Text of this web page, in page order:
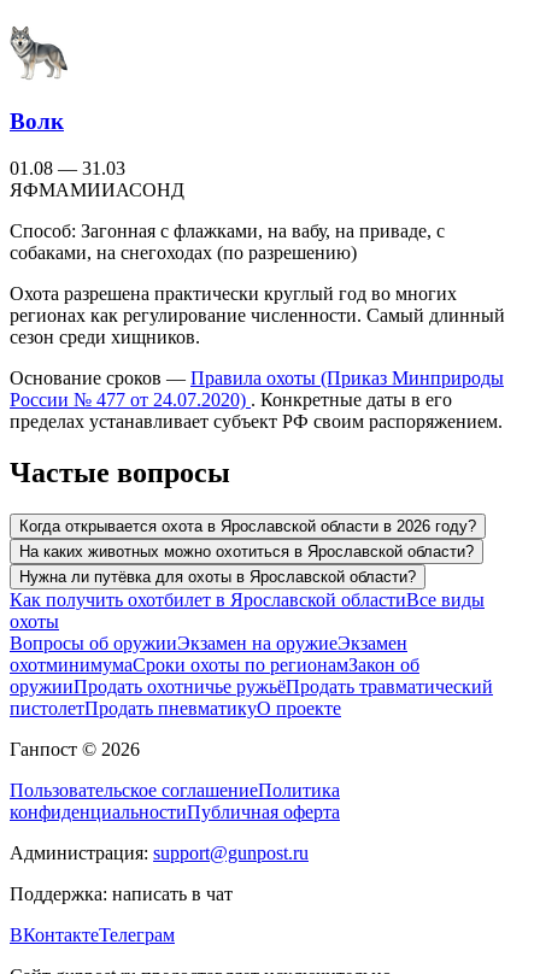
Волк
01.08 — 31.03
ЯФМАМИИАСОНД
Способ: Загонная с флажками, на вабу, на приваде, с
собаками, на снегоходах (по разрешению)
Охота разрешена практически круглый год во многих
регионах как регулирование численности. Самый длинный
сезон среди хищников.
Основание сроков — Правила охоты (Приказ Минприроды
России № 477 от 24.07.2020) . Конкретные даты в его
пределах устанавливает субъект РФ своим распоряжением.
Частые вопросы
Когда открывается охота в Ярославской области в 2026 году?
На каких животных можно охотиться в Ярославской области?
Нужна ли путёвка для охоты в Ярославской области?
Как получить охотбилет в Ярославской областиВсе виды
охоты
Вопросы об оружииЭкзамен на оружиеЭкзамен
охотминимумаСроки охоты по регионамЗакон об
оружииПродать охотничье ружьёПродать травматический
пистолетПродать пневматикуО проекте
Ганпост © 2026
Пользовательское соглашениеПолитика
конфиденциальностиПубличная оферта
Администрация: support@gunpost.ru
Поддержка: написать в чат
ВКонтактеТелеграм